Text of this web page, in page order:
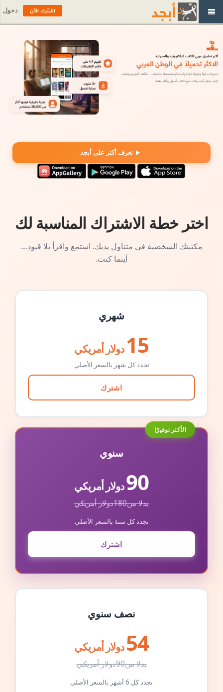
تعرف أكثر على أبجد
اختر خطة الاشتراك المناسبة لك
مكتبتك الشخصية في متناول يديك. استمع واقرأ بلا قيود…
أينما كنت.
شهري
15 دولار أمريكي
تجدد كل شهر بالسعر الأصلي
اشترك
الأكثر توفيرًا
سنوي
90دولار أمريكي
بدلا من180دولار أمريكي
تجدد كل سنة بالسعر الأصلي
اشترك
نصف سنوي
54 دولار أمريكي
بدلا من90دولار أمريكي
تجدد كل 6 أشهر بالسعر الأصلي
اشترك الآن دخول